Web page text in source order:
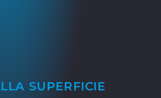
SUPERFICIE